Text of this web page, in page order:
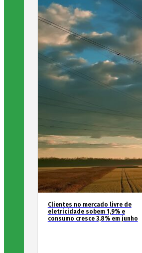
Clientes no mercado livre de
eletricidade sobem 1,9% e
consumo cresce 3,8% em junho